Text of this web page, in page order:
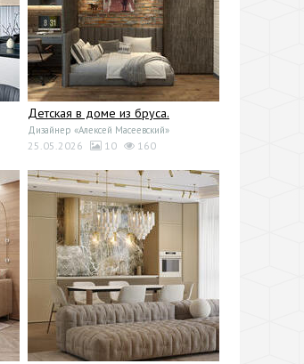
Детская в доме из бруса.
Дизайнер «Алексей Масеевский»
25.05.2026 10 160